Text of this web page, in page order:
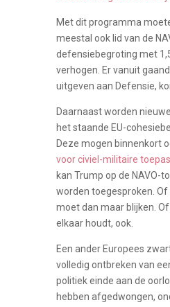
Met dit programma
meestal ook lid van de
defensiebegroting met
verhogen. Er vanuit
uitgeven aan Defensie,
Daarnaast worden
het staande EU-
Deze mogen binnenkort
voor civiel-militaire
kan Trump op de NAVO-
worden toegesproken. Of
moet dan maar blijken. Of
elkaar houdt, ook.
Een ander Europees
volledig ontbreken van
politiek einde aan de
hebben afgedwongen,